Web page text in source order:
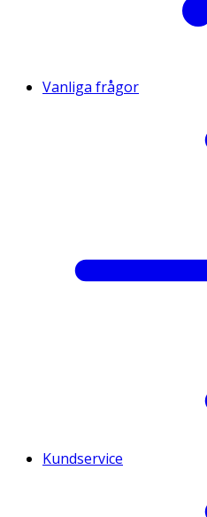
Vanliga frågor
Kundservice